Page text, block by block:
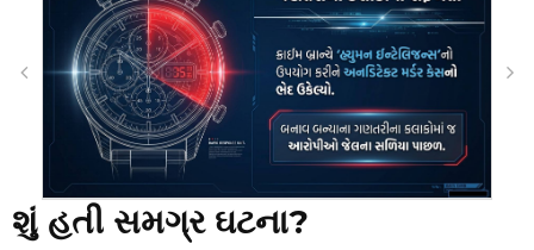
શું હતી સમગ્ર ઘટના?